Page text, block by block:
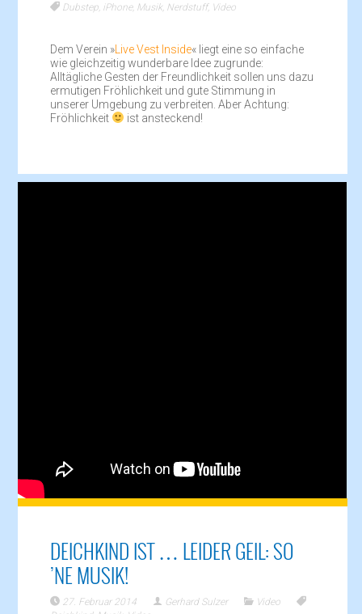
Dubstep, iPhone, Musik, Nerdstuff, Video
Dem Verein » Live Vest Inside« liegt eine so einfache
wie gleichzeitig wunderbare Idee zugrunde:
Alltägliche Gesten der Freundlichkeit sollen uns dazu
ermutigen Fröhlichkeit und gute Stimmung in
unserer Umgebung zu verbreiten. Aber Achtung:
Fröhlichkeit
ist ansteckend!
DEICHKIND IST … LEIDER GEIL: SO
’NE MUSIK!
27. Februar 2014 Gerhard Sulzer
Video